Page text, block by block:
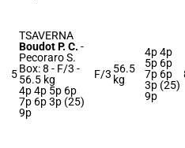
5
TSAVERNA
Boudot P. C. -
Pecoraro S.
Box: 8 - F/3 -
56.5 kg
4p 4p 5p 6p
7p 6p 3p (25)
9p
F/3 56.5
kg
4p 4p
5p 6p
7p 6p
3p (25)
9p